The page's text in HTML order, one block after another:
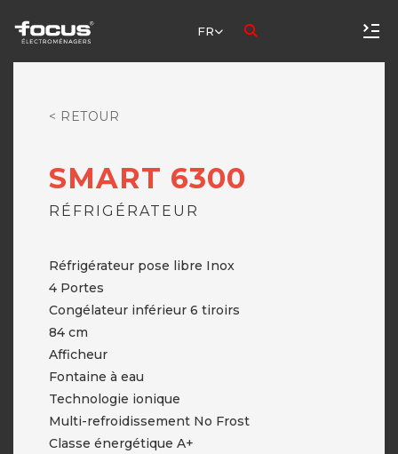
FR
< RETOUR
SMART 6300
RÉFRIGÉRATEUR
Réfrigérateur pose libre Inox
4 Portes
Congélateur inférieur 6 tiroirs
84 cm
Afficheur
Fontaine à eau
Technologie ionique
Multi-refroidissement No Frost
Classe énergétique A+